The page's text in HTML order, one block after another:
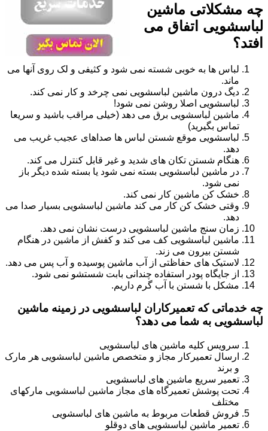
چه مشکلاتی ماشین
لباسشویی اتفاق می
افتد؟
لباس ها به خوبی شسته نمی شود و کثیفی و لک روی آنها می
ماند.
دیگ درون ماشین لباسشویی نمی چرخد و کار نمی کند.
لباسشویی اصلا روشن نمی شود!
ماشین لباسشویی برق می دهد (خیلی مراقب باشید و سریعا
تماس بگیرید)
لباسشویی موقع شستن لباس ها صداهای عجیب غریب می
دهد.
هنگام شستن تکان های شدید و غیر قابل کنترل می کند.
در ماشین لباسشویی بسته نمی شود یا بسته شده دیگر باز
نمی شود.
خشک کن ماشین کار نمی کند.
وقتی خشک کن کار می کند ماشین لباسشویی بسیار صدا می
دهد.
زمان سنج ماشین لباسشویی درست نشان نمی دهد.
ماشین لباسشویی کف می کند و کفش از ماشین در هنگام
شستن بیرون می زند.
لاستیک های حفاظتی از آب ماشین پوسیده و آب پس می دهد.
از جایگاه پودر استفاده چندانی بابت شستشو نمی شود.
مشکل با شستن با آب گرم داریم.
چه خدماتی که تعمیرکاران لباسشویی در زمینه ماشین
لباسشویی به شما می دهد؟
سرویس کلیه ماشین های لباسشویی
ارسال تعمیرکار مجاز و متخصص ماشین لباسشویی هر مارک
و برند
تعمیر سریع ماشین های لباسشویی
تحت پوشش تعمیرگاه های مجاز ماشین لباسشویی مارکهای
مختلف
فروش قطعات مربوط به ماشین های لباسشویی
تعمیر ماشین لباسشویی های دوقلو